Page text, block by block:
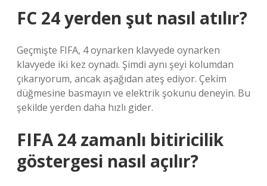
FC 24 yerden şut nasıl atılır?
Geçmişte FIFA, 4 oynarken klavyede oynarken
klavyede iki kez oynadı. Şimdi aynı şeyi kolumdan
çıkarıyorum, ancak aşağıdan ateş ediyor. Çekim
düğmesine basmayın ve elektrik şokunu deneyin. Bu
şekilde yerden daha hızlı gider.
FIFA 24 zamanlı bitiricilik
göstergesi nasıl açılır?